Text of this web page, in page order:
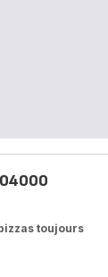
toujours